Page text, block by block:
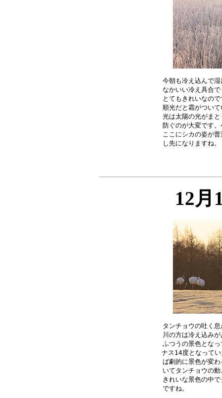
今朝も冷え込んで
なかいい冷え具合
とてもきれいなの
順光だと霜がつい
光は太陽の光がま
防ぐのが大変です
ここにシカの姿が
12月
タンチョウの吐く
川の方は冷え込み
ふつうの景色とな
ナス14度となって
ば劇的に景色が変
いてタンチョウの
きれいな景色の中